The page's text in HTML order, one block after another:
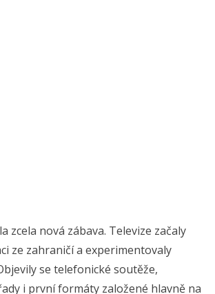
zcela nová zábava. Televize začaly
ze zahraničí a experimentovaly
se telefonické soutěže,
i první formáty založené hlavně na